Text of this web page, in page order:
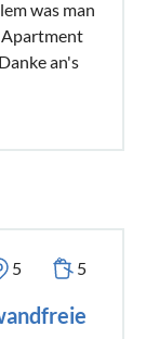
was man
Apartment
an's
5 5